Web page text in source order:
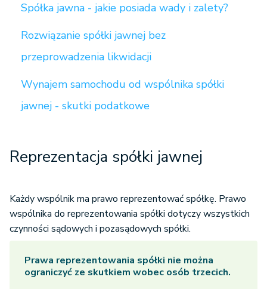
Spółka jawna - jakie posiada wady i zalety?
Rozwiązanie spółki jawnej bez
przeprowadzenia likwidacji
Wynajem samochodu od wspólnika spółki
jawnej - skutki podatkowe
Reprezentacja spółki jawnej
Każdy wspólnik ma prawo reprezentować spółkę. Prawo
wspólnika do reprezentowania spółki dotyczy wszystkich
czynności sądowych i pozasądowych spółki.
Prawa reprezentowania spółki nie można
ograniczyć ze skutkiem wobec osób trzecich.